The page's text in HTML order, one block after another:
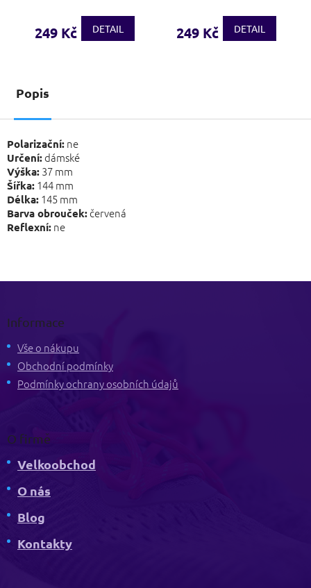
249 Kč DETAIL 249 Kč DETAIL
Popis
Polarizační: ne
Určení:dámské
Výška: 37 mm
Šířka: 144 mm
Délka: 145 mm
Barva obrouček: červená
Reflexní: ne
Informace
Vše o nákupu
Obchodní podmínky
Podmínky ochrany osobních údajů
O firmě
Velkoobchod
O nás
Blog
Kontakty